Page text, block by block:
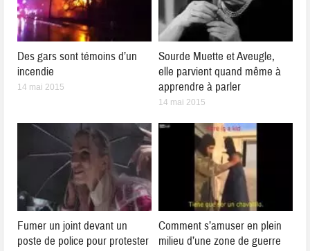
Des gars sont témoins d’un
incendie
14 mai 2015
Sourde Muette et Aveugle,
elle parvient quand même à
apprendre à parler
14 mai 2015
Fumer un joint devant un
poste de police pour protester
Comment s’amuser en plein
milieu d’une zone de guerre